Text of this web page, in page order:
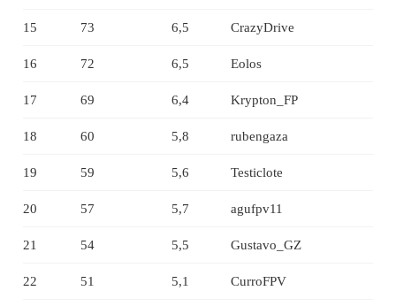
15 73 6,5 CrazyDrive
16 72 6,5 Eolos
17 69 6,4 Krypton_FP
18 60 5,8 rubengaza
19 59 5,6 Testiclote
20 57 5,7 agufpv11
21 54 5,5 Gustavo_GZ
22 51 5,1 CurroFPV